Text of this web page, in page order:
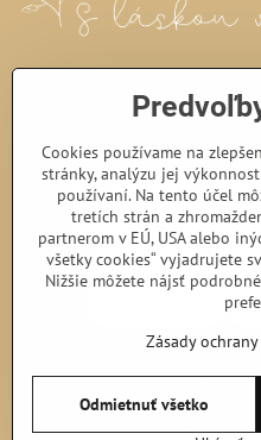
©2026
Predvoľby súkromia
Cookies používame na
stránky, analýzu jej
používaní. Na tento účel
tretích strán a
partnerom v EÚ, USA alebo
všetky cookies“ vyjadrujete
Nižšie môžete nájsť
Zásady
Odmietnuť všetko